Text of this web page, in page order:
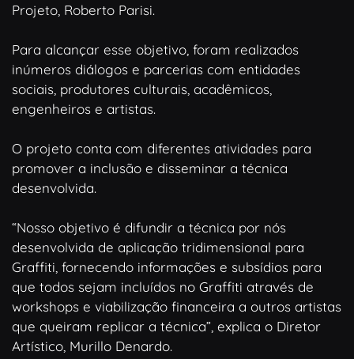
Projeto, Roberto Parisi.
Para alcançar esse objetivo, foram realizados
inúmeros diálogos e parcerias com entidades
sociais, produtores culturais, acadêmicos,
engenheiros e artistas.
O projeto conta com diferentes atividades para
promover a inclusão e disseminar a técnica
desenvolvida.
“Nosso objetivo é difundir a técnica por nós
desenvolvida de aplicação tridimensional para
Graffiti, fornecendo informações e subsídios para
que todos sejam incluídos no Graffiti através de
workshops e viabilização financeira a outros artistas
que queiram replicar a técnica”, explica o Diretor
Artístico, Murillo Denardo.